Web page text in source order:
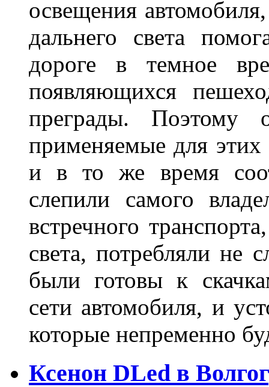
освещения
дальнего света
дороге в темное
появляющихся
преграды. Поэтому
применяемые для
и в то же время
слепили самого
встречного
света, потребляли не
были готовы к
сети автомобиля, и
которые непременно
Ксенон DLed в